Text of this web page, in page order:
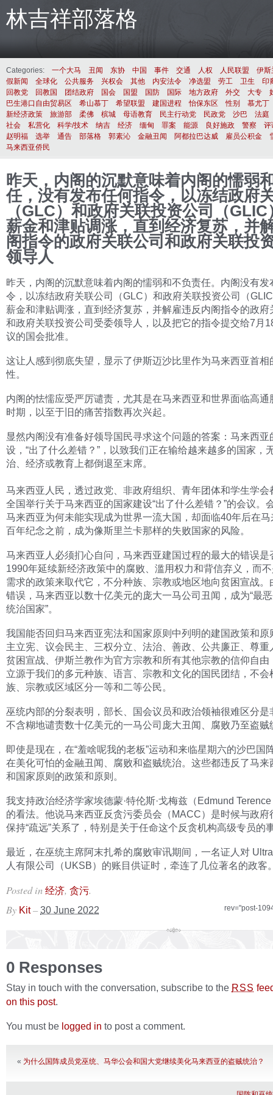
林吉祥部落格
Categories: 一个大马 丑闻 东协 中国 事件 交通 人权 人民联盟
伊斯
假新闻
全球化 公共服务 兴权会 其他 内安法令 净选盟 劳工 卫生
印
回教党
回教国 团结政府 国会 国盟 国防 国际 地方政府 外交 大专
巴生港口自由贸易区
希山慕丁 希望联盟 建国进程 怡保东区 性别
慕尤丁
新经济政策
旅游部 柔佛 槟城 母语教育 民主行动党 民政党 沙巴
法庭
社会
私营化 科学/技术 纳吉 经济 缅甸 罪案 能源 良好施政 警察
评
赵明福
选举 通告 部落格 郭素沁 金融丑闻 阿都拉巴达威 雇员公积金
马来西亚侨民
昨天，内阁的沉默意味着内阁的懦弱
任，没有发布任何指令，以冻结政府
（GLC）和政府关联投资公司（
薪金和津贴调涨，直到经济复苏，并
阁指令的政府关联公司和政府关联投
领导人
昨天，内阁的沉默意味着内阁的懦弱和不负责任。内阁没有发
令，以冻结政府关联公司（GLC）和政府关联投资公司（
薪金和津贴调涨，直到经济复苏，并解雇违反内阁指令的政府
和政府关联投资公司受委领导人，以及把它的指令提交给7月
议的国会批准。
这让人感到彻底失望，显示了伊斯迈沙比里作为马来西亚首相
性。
内阁的怯懦应受严厉谴责，尤其是在马来西亚和世界面临高通
时期，以至于旧的痛苦指数再次兴起。
显然内阁没有准备好领导国民寻求这个问题的答案：马来西亚
设，“出了什么差错？”，以致我们正在输给越来越多的国家，
治、经济或教育上都倒退至末席。
马来西亚人民，透过政党、非政府组织、青年团体和学生学会
全国举行关于马来西亚的国家建设“出了什么差错？”的会议。
马来西亚为何未能实现成为世界一流大国，却面临40年后在
百年纪念之前，成为像斯里兰卡那样的失败国家的风险。
马来西亚人必须扪心自问，马来西亚建国过程的最大的错误是
1990年延续新经济政策中的腐败、滥用权力和背信弃义，而
需求的政策来取代它，不分种族、宗教或地区地向贫困宣战。
错误，马来西亚以数十亿美元的庞大一马公司丑闻，成为“最
统治国家”。
我国能否回归马来西亚宪法和国家原则中列明的建国政策和
主立宪、议会民主、三权分立、法治、善政、公共廉正、尊重
贫困宣战、伊斯兰教作为官方宗教和所有其他宗教的信仰自由
立源于我们的多元种族、语言、宗教和文化的国民团结，不会
族、宗教或区域区分一等和二等公民。
巫统内部的分裂表明，部长、国会议员和政治领袖很难区分是
不含糊地谴责数十亿美元的一马公司庞大丑闻、腐败乃至盗贼
即使是现在，在“羞啥呢我的老板”运动和来临星期六的沙巴国
在美化可怕的金融丑闻、腐败和盗贼统治。这些都违反了马来
和国家原则的政策和原则。
我支持政治经济学家埃德蒙·特伦斯·戈梅兹（Edmund
的看法。他说马来西亚反贪污委员会（MACC）是时候与政府
保持“疏远”关系了，特别是关于任命这个反贪机构高级专员的
最近，在巫统主席阿末扎希的腐败审讯期间，一名证人对
人有限公司（UKSB）的账目供证时，牵连了几位著名的政客
Posted in 经济, 贪污.
rev="post-
By Kit – 30 June 2022
0 Responses
Stay in touch with the conversation, subscribe to the RSS
on this post.
You must be logged in to post a comment.
« 为什么国阵成员党巫统、马华公会和国大党继续美化马来西亚的盗贼统治？